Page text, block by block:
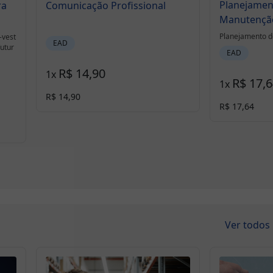
Comunicação Profissional
EAD
1x R$ 14,90
R$ 14,90
Planejamento
EAD
1x R$
R$ 17,64
Ver todos